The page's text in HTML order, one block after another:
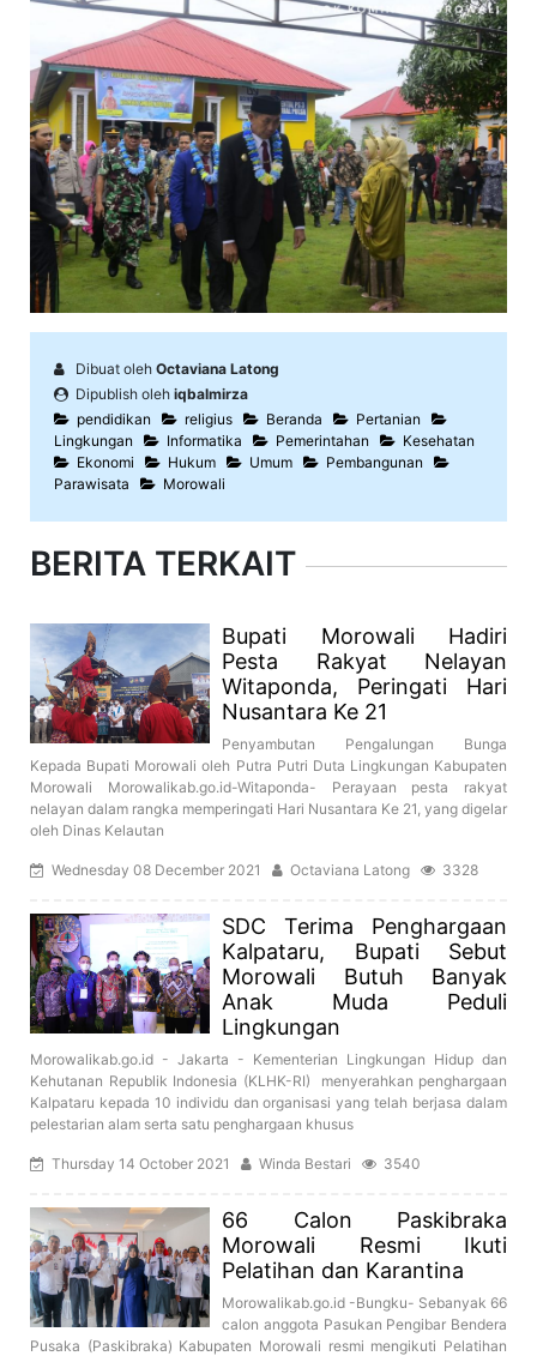
Dibuat oleh Octaviana Latong
Dipublish oleh iqbalmirza
pendidikan
religius Beranda
Pertanian
Lingkungan
Informatika Pemerintahan
Kesehatan
Ekonomi
Hukum Umum
Pembangunan
Parawisata
Morowali
BERITA TERKAIT
Bupati Morowali Hadiri
Pesta Rakyat Nelayan
Witaponda, Peringati Hari
Nusantara Ke 21
Penyambutan Pengalungan Bunga
Kepada Bupati Morowali oleh Putra Putri Duta Lingkungan Kabupaten
Morowali Morowalikab.go.id-Witaponda- Perayaan pesta rakyat
nelayan dalam rangka memperingati Hari Nusantara Ke 21, yang digelar
oleh Dinas Kelautan
Wednesday 08 December 2021 Octaviana Latong 3328
SDC Terima Penghargaan
Kalpataru, Bupati Sebut
Morowali Butuh Banyak
Anak Muda Peduli
Lingkungan
Morowalikab.go.id - Jakarta - Kementerian Lingkungan Hidup dan
Kehutanan Republik Indonesia (KLHK-RI) menyerahkan penghargaan
Kalpataru kepada 10 individu dan organisasi yang telah berjasa dalam
pelestarian alam serta satu penghargaan khusus
Thursday 14 October 2021 Winda Bestari 3540
66 Calon Paskibraka
Morowali Resmi Ikuti
Pelatihan dan Karantina
Morowalikab.go.id -Bungku- Sebanyak 66
calon anggota Pasukan Pengibar Bendera
Pusaka (Paskibraka) Kabupaten Morowali resmi mengikuti Pelatihan